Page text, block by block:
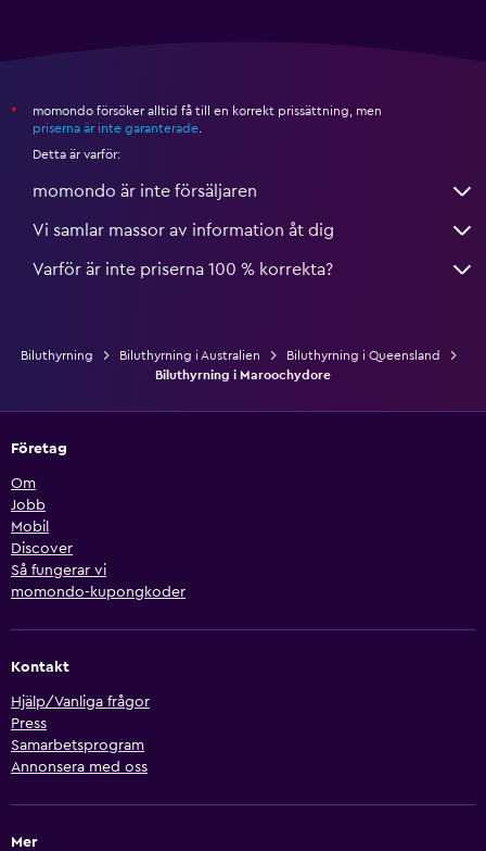
*
momondo försöker alltid få till en korrekt prissättning, men
priserna är inte garanterade.
Detta är varför:
momondo är inte försäljaren
Vi samlar massor av information åt dig
Varför är inte priserna 100 % korrekta?
Biluthyrning Biluthyrning i Australien
Biluthyrning i Queensland
Biluthyrning i Maroochydore
Företag
Om
Jobb
Mobil
Discover
Så fungerar vi
momondo-kupongkoder
Kontakt
Hjälp/Vanliga frågor
Press
Samarbetsprogram
Annonsera med oss
Mer